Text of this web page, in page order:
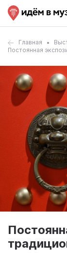
Главная
Постоянная